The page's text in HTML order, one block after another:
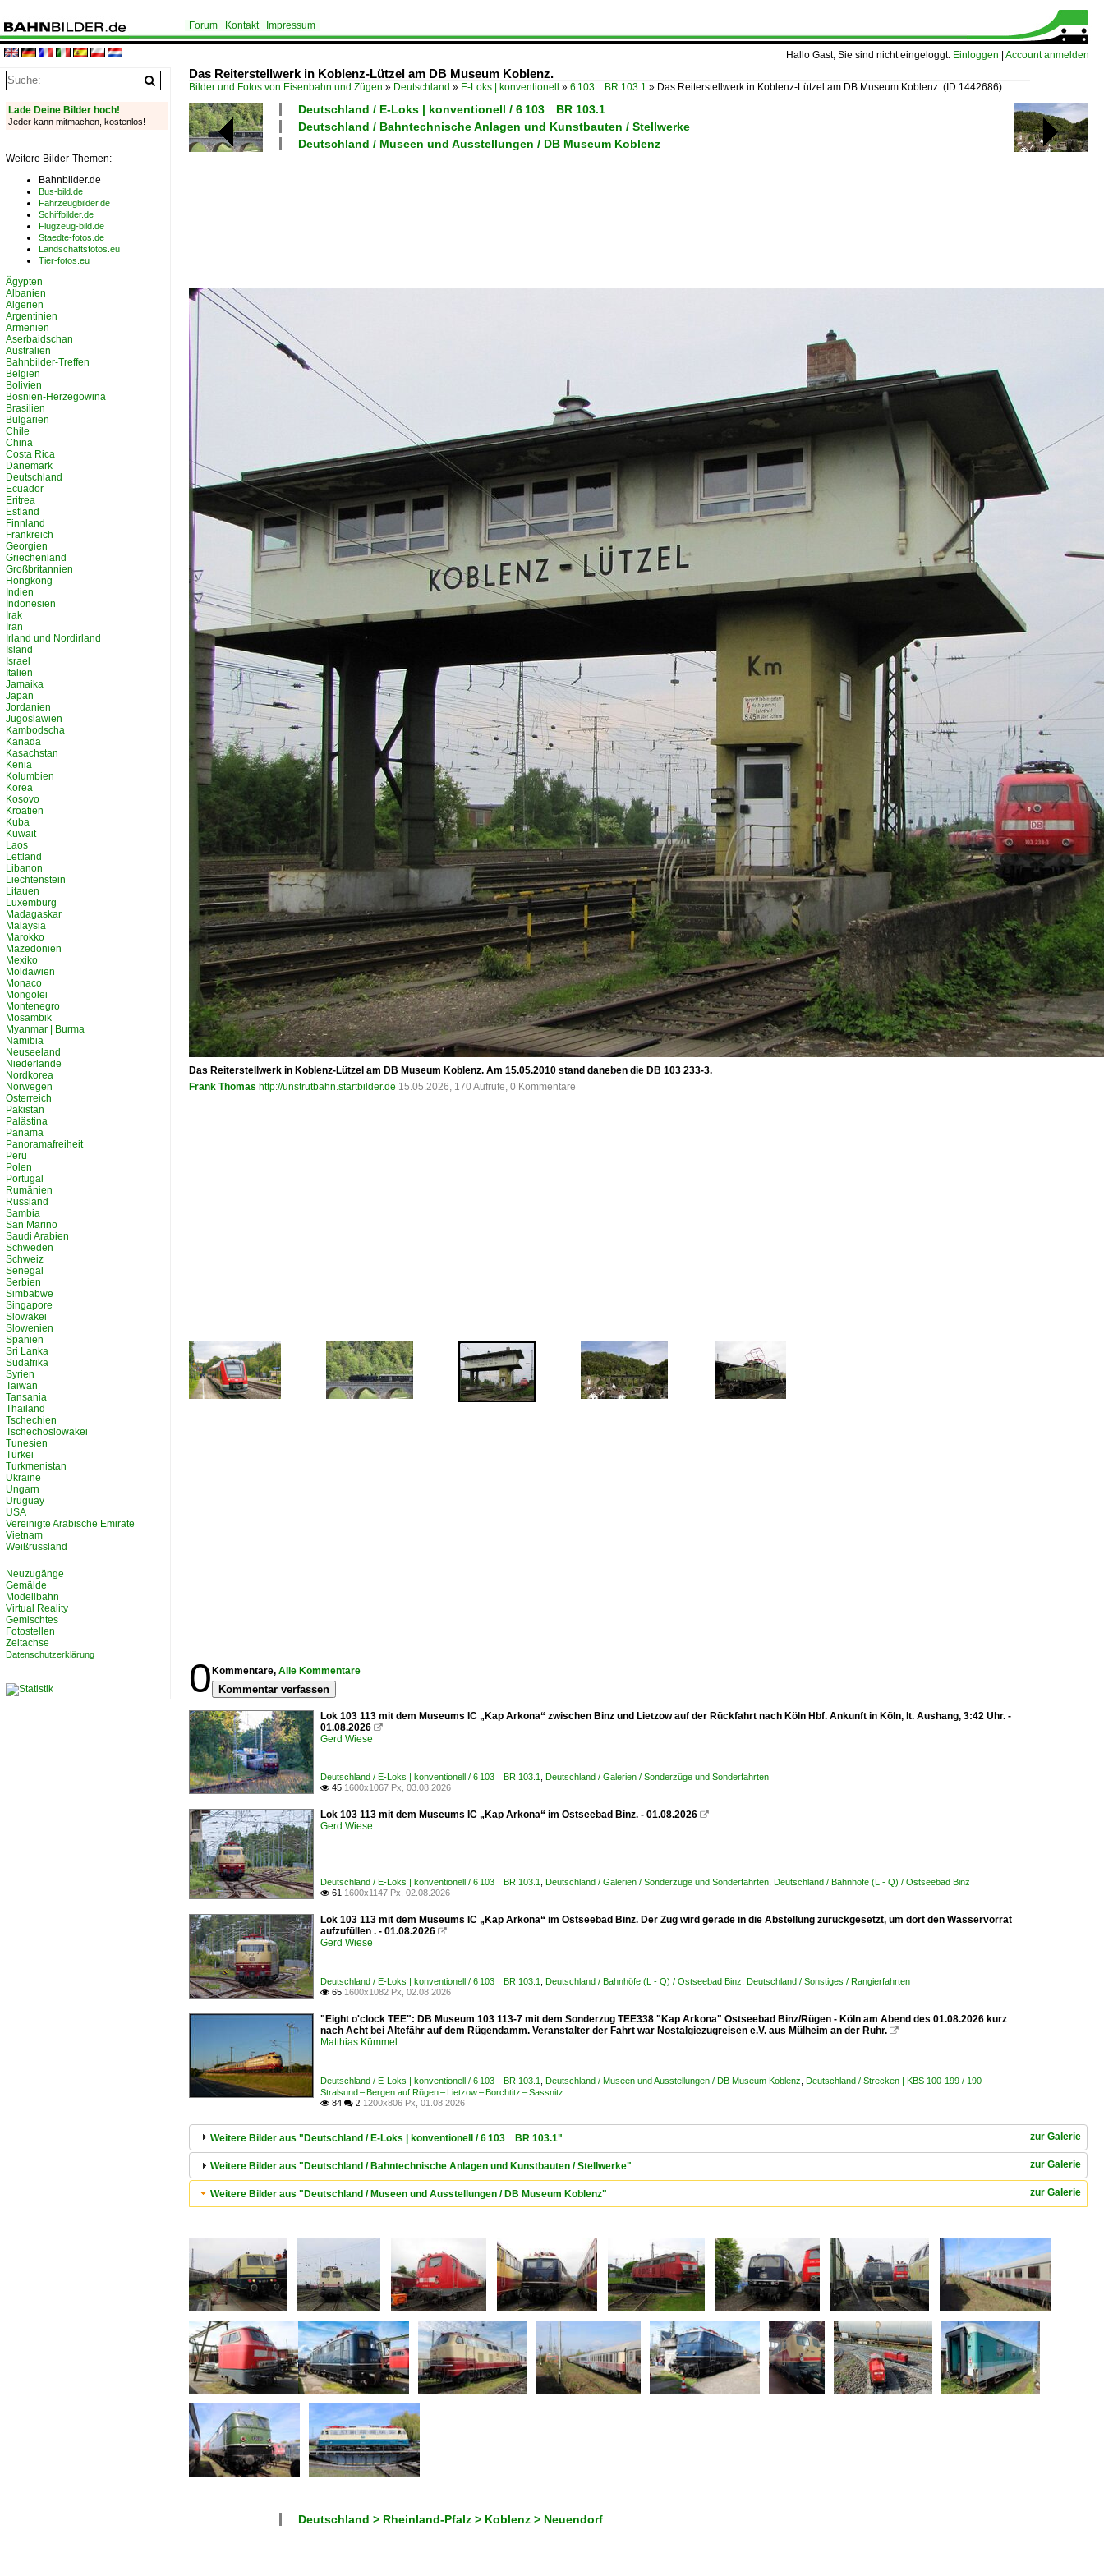
Hallo Gast, Sie sind nicht eingeloggt. Einloggen Account anmelden
Forum Kontakt Impressum
Das Reiterstellwerk in Koblenz-Lützel am DB Museum Koblenz.
Bilder und Fotos von Eisenbahn und Zügen » Deutschland » E-Loks | konventionell » 6 103 BR 103.1 » Das Reiterstellwerk in Koblenz-Lützel am DB Museum Koblenz. (ID 1442686)
Deutschland / E-Loks | konventionell / 6 103 BR 103.1
Deutschland / Bahntechnische Anlagen und Kunstbauten / Stellwerke
Deutschland / Museen und Ausstellungen / DB Museum Koblenz
Das Reiterstellwerk in Koblenz-Lützel am DB Museum Koblenz. Am 15.05.2010 stand daneben die DB 103 233-3.
Frank Thomas http://unstrutbahn.startbilder.de 15.05.2026, 170 Aufrufe, 0 Kommentare
0 Kommentare, Alle Kommentare
Kommentar verfassen
Lok 103 113 mit dem Museums IC „Kap Arkona“ zwischen Binz und Lietzow auf der Rückfahrt nach Köln Hbf. Ankunft in Köln, lt. Aushang, 3:42 Uhr. -
01.08.2026 
Gerd Wiese
Deutschland / E-Loks | konventionell / 6 103 BR 103.1 Deutschland / Galerien / Sonderzüge und Sonderfahrten
 45 1600x1067 Px, 03.08.2026
Lok 103 113 mit dem Museums IC „Kap Arkona“ im Ostseebad Binz. - 01.08.2026 
Gerd Wiese
Deutschland / E-Loks | konventionell / 6 103 BR 103.1 Deutschland / Galerien / Sonderzüge und Sonderfahrten Deutschland / Bahnhöfe (L - Q) / Ostseebad Binz
 61 1600x1147 Px, 02.08.2026
Lok 103 113 mit dem Museums IC „Kap Arkona“ im Ostseebad Binz. Der Zug wird gerade in die Abstellung zurückgesetzt, um dort den Wasservorrat
aufzufüllen . - 01.08.2026 
Gerd Wiese
Deutschland / E-Loks | konventionell / 6 103 BR 103.1 Deutschland / Bahnhöfe (L - Q) / Ostseebad Binz Deutschland / Sonstiges / Rangierfahrten
 65 1600x1082 Px, 02.08.2026
"Eight o'clock TEE": DB Museum 103 113-7 mit dem Sonderzug TEE338 "Kap Arkona" Ostseebad Binz/Rügen - Köln am Abend des 01.08.2026 kurz
nach Acht bei Altefähr auf dem Rügendamm. Veranstalter der Fahrt war Nostalgiezugreisen e.V. aus Mülheim an der Ruhr. 
Matthias Kümmel
Deutschland / E-Loks | konventionell / 6 103 BR 103.1 Deutschland / Museen und Ausstellungen / DB Museum Koblenz Deutschland / Strecken | KBS 100-199 / 190
Stralsund – Bergen auf Rügen – Lietzow – Borchtitz – Sassnitz
 84  2 1200x806 Px, 01.08.2026
zur Galerie
Weitere Bilder aus "Deutschland / E-Loks | konventionell / 6 103 BR 103.1"
zur Galerie
Weitere Bilder aus "Deutschland / Bahntechnische Anlagen und Kunstbauten / Stellwerke"
zur Galerie
Weitere Bilder aus "Deutschland / Museen und Ausstellungen / DB Museum Koblenz"
Deutschland > Rheinland-Pfalz > Koblenz > Neuendorf
Lade Deine Bilder hoch!
Jeder kann mitmachen, kostenlos!
Weitere Bilder-Themen:
Bahnbilder.de
Bus-bild.de
Fahrzeugbilder.de
Schiffbilder.de
Flugzeug-bild.de
Staedte-fotos.de
Landschaftsfotos.eu
Tier-fotos.eu
Ägypten
Albanien
Algerien
Argentinien
Armenien
Aserbaidschan
Australien
Bahnbilder-Treffen
Belgien
Bolivien
Bosnien-Herzegowina
Brasilien
Bulgarien
Chile
China
Costa Rica
Dänemark
Deutschland
Ecuador
Eritrea
Estland
Finnland
Frankreich
Georgien
Griechenland
Großbritannien
Hongkong
Indien
Indonesien
Irak
Iran
Irland und Nordirland
Island
Israel
Italien
Jamaika
Japan
Jordanien
Jugoslawien
Kambodscha
Kanada
Kasachstan
Kenia
Kolumbien
Korea
Kosovo
Kroatien
Kuba
Kuwait
Laos
Lettland
Libanon
Liechtenstein
Litauen
Luxemburg
Madagaskar
Malaysia
Marokko
Mazedonien
Mexiko
Moldawien
Monaco
Mongolei
Montenegro
Mosambik
Myanmar | Burma
Namibia
Neuseeland
Niederlande
Nordkorea
Norwegen
Österreich
Pakistan
Palästina
Panama
Panoramafreiheit
Peru
Polen
Portugal
Rumänien
Russland
Sambia
San Marino
Saudi Arabien
Schweden
Schweiz
Senegal
Serbien
Simbabwe
Singapore
Slowakei
Slowenien
Spanien
Sri Lanka
Südafrika
Syrien
Taiwan
Tansania
Thailand
Tschechien
Tschechoslowakei
Tunesien
Türkei
Turkmenistan
Ukraine
Ungarn
Uruguay
USA
Vereinigte Arabische Emirate
Vietnam
Weißrussland
Neuzugänge
Gemälde
Modellbahn
Virtual Reality
Gemischtes
Fotostellen
Zeitachse
Datenschutzerklärung